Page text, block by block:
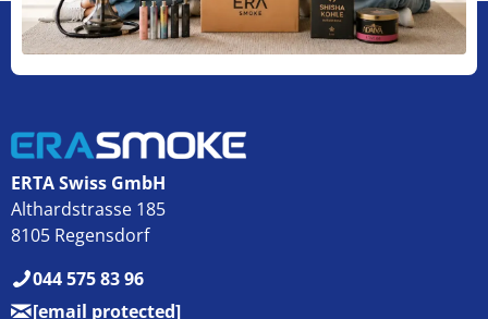
ERTA Swiss GmbH
Althardstrasse 185
8105 Regensdorf
044 575 83 96
[email protected]